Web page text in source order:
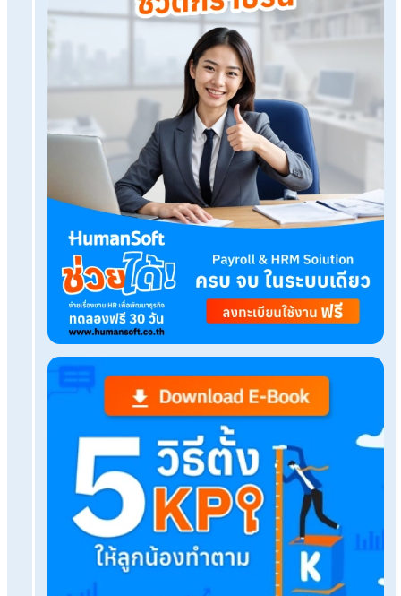
Free setup service. No expenses at all. Dismiss at any time.
Try it free
Tags:
แผนธุรกิจ
Related Blog
HRP คืออะไร สำคัญอย่างไรกับองค์กร
7 เทคนิค พัฒนาศักยภาพบุคลากรที่ HR ควรรู้
แนวทางการพิจารณาพนักงานดีเด่นที่ HR ไม่ควรพ